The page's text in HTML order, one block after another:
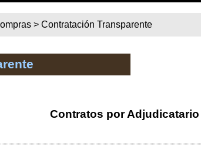
>Contratación Transparente
Contratos por Adjudicatario